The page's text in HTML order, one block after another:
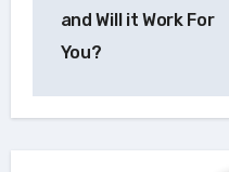
příspěvek
and Will it Work For
You?